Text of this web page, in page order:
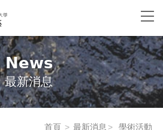
News
最新消息
首頁 最新消息
學術活動